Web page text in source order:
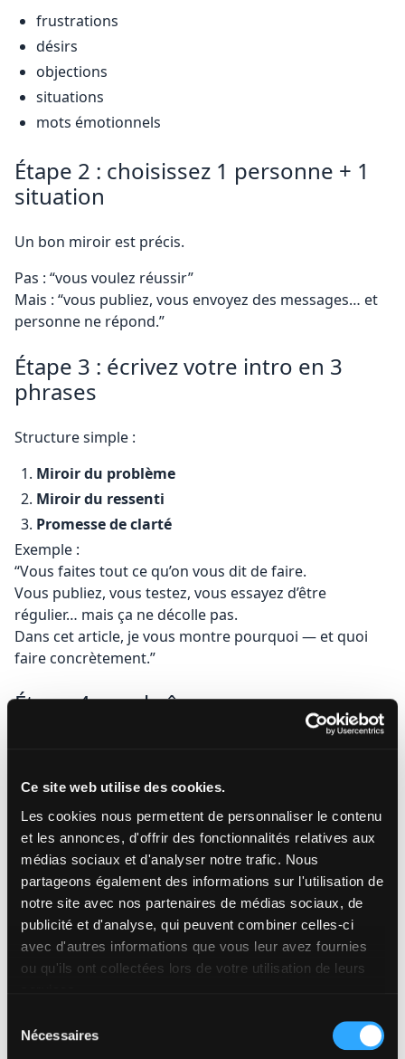
Ce site web utilise des cookies.
Les cookies nous permettent de personnaliser le contenu
et les annonces, d'offrir des fonctionnalités relatives aux
médias sociaux et d'analyser notre trafic. Nous
partageons également des informations sur l'utilisation de
notre site avec nos partenaires de médias sociaux, de
publicité et d'analyse, qui peuvent combiner celles-ci
avec d'autres informations que vous leur avez fournies
ou qu'ils ont collectées lors de votre utilisation de leurs
Nécessaires
frustrations
désirs
objections
situations
mots émotionnels
Étape 2 : choisissez 1 personne + 1
situation
Un bon miroir est précis.
Pas : “vous voulez réussir”
Mais : “vous publiez, vous envoyez des messages… et
personne ne répond.”
Étape 3 : écrivez votre intro en 3
phrases
Structure simple :
Miroir du problème
Miroir du ressenti
Promesse de clarté
Exemple :
“Vous faites tout ce qu’on vous dit de faire.
Vous publiez, vous testez, vous essayez d’être
régulier… mais ça ne décolle pas.
Dans cet article, je vous montre pourquoi — et quoi
faire concrètement.”
Étape 4 : enchaînez avec une preuve
détail du quotidien
Ça rend le miroir crédible.
Étape 5 : faites du CTA un miroir
aussi
Au lieu de : “Cliquez ici”
Pour améliorer vos CTA :